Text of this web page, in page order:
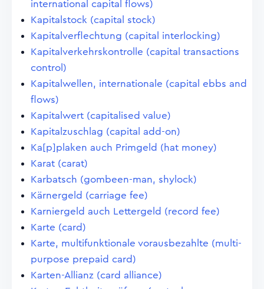
international capital flows)
Kapitalstock (capital stock)
Kapitalverflechtung (capital interlocking)
Kapitalverkehrskontrolle (capital transactions
control)
Kapitalwellen, internationale (capital ebbs and
flows)
Kapitalwert (capitalised value)
Kapitalzuschlag (capital add-on)
Ka[p]plaken auch Primgeld (hat money)
Karat (carat)
Karbatsch (gombeen-man, shylock)
Kärnergeld (carriage fee)
Karniergeld auch Lettergeld (record fee)
Karte (card)
Karte, multifunktionale vorausbezahlte (multi-
purpose prepaid card)
Karten-Allianz (card alliance)